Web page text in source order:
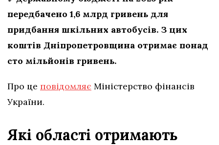
передбачено 1,6 млрд гривень для
придбання шкільних автобусів. З цих
коштів Дніпропетровщина отримає понад
сто мільйонів гривень.
Про це повідомляє Міністерство фінансів
України.
Які області отримають